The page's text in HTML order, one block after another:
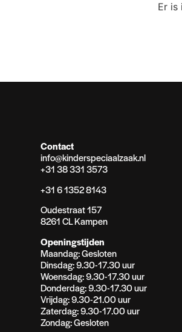
Er is
Contact
info@kinderspeciaalzaak.nl
+31 38 331 3573
+31 6 1352 8143
Oudestraat 157
8261 CL Kampen
Openingstijden
Maandag: Gesloten
Dinsdag: 9.30-17.30 uur
Woensdag: 9.30-17.30 uur
Donderdag: 9.30-17.30 uur
Vrijdag: 9.30-21.00 uur
Zaterdag: 9.30-17.00 uur
Zondag: Gesloten